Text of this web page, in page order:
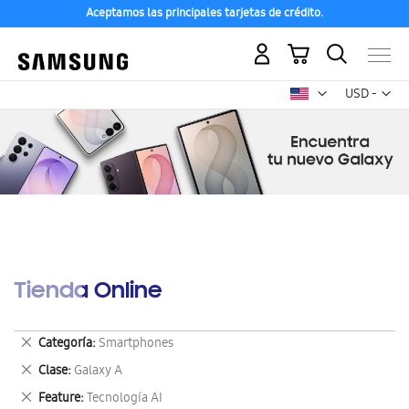
Aceptamos las principales tarjetas de crédito.
USD -
dólar
Mi carrito
Tienda Online
Categoría Smartphones
Eliminar
este
artículo
Clase Galaxy A
Eliminar
este
Feature Tecnología AI
Eliminar